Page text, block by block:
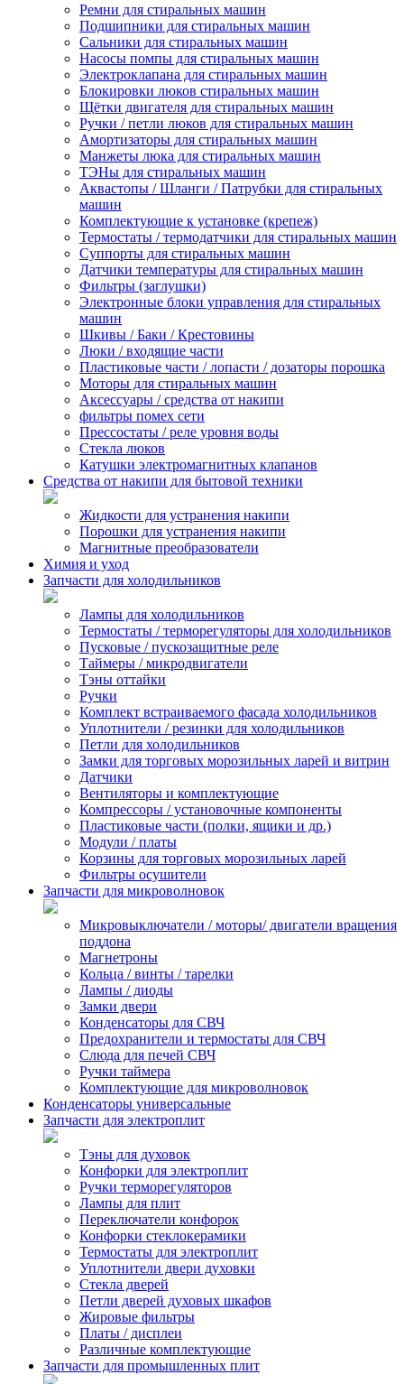
Ремни для стиральных машин
Подшипники для стиральных машин
Сальники для стиральных машин
Насосы помпы для стиральных машин
Электроклапана для стиральных машин
Блокировки люков стиральных машин
Щётки двигателя для стиральных машин
Ручки / петли люков для стиральных машин
Амортизаторы для стиральных машин
Манжеты люка для стиральных машин
ТЭНы для стиральных машин
Аквастопы / Шланги / Патрубки для стиральных
машин
Комплектующие к установке (крепеж)
Термостаты / термодатчики для стиральных машин
Суппорты для стиральных машин
Датчики температуры для стиральных машин
Фильтры (заглушки)
Электронные блоки управления для стиральных
машин
Шкивы / Баки / Крестовины
Люки / входящие части
Пластиковые части / лопасти / дозаторы порошка
Моторы для стиральных машин
Аксессуары / средства от накипи
фильтры помех сети
Прессостаты / реле уровня воды
Стекла люков
Катушки электромагнитных клапанов
Средства от накипи для бытовой техники
Жидкости для устранения накипи
Порошки для устранения накипи
Магнитные преобразователи
Химия и уход
Запчасти для холодильников
Лампы для холодильников
Термостаты / терморегуляторы для холодильников
Пусковые / пускозащитные реле
Таймеры / микродвигатели
Тэны оттайки
Ручки
Комплект встраиваемого фасада холодильников
Уплотнители / резинки для холодильников
Петли для холодильников
Замки для торговых морозильных ларей и витрин
Датчики
Вентиляторы и комплектующие
Компрессоры / установочные компоненты
Пластиковые части (полки, ящики и др.)
Модули / платы
Корзины для торговых морозильных ларей
Фильтры осушители
Запчасти для микроволновок
Микровыключатели / моторы/ двигатели вращения
поддона
Магнетроны
Кольца / винты / тарелки
Лампы / диоды
Замки двери
Конденсаторы для СВЧ
Предохранители и термостаты для СВЧ
Слюда для печей СВЧ
Ручки таймера
Комплектующие для микроволновок
Конденсаторы универсальные
Запчасти для электроплит
Тэны для духовок
Конфорки для электроплит
Ручки терморегуляторов
Лампы для плит
Переключатели конфорок
Конфорки стеклокерамики
Термостаты для электроплит
Уплотнители двери духовки
Стекла дверей
Петли дверей духовых шкафов
Жировые фильтры
Платы / дисплеи
Различные комплектующие
Запчасти для промышленных плит